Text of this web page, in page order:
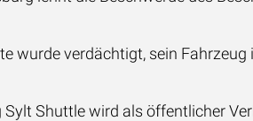
wurde verdächtigt, sein
Sylt Shuttle wird als öffentlicher